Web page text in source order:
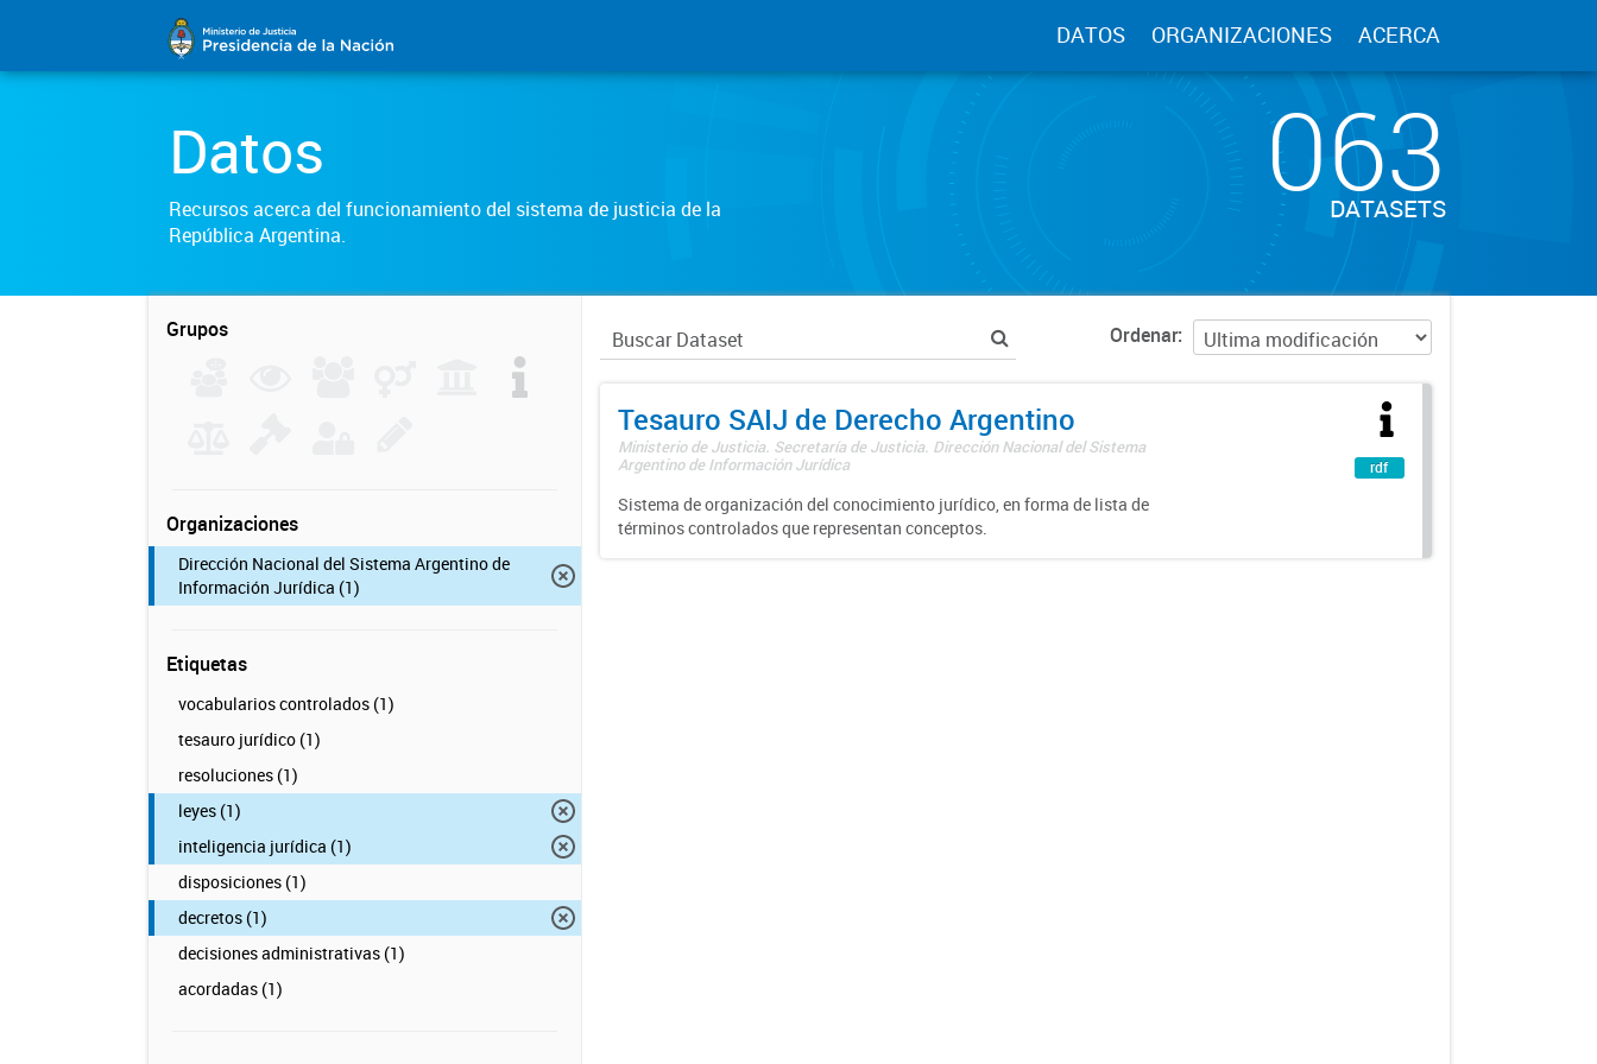
DATOS ORGANIZACIONES ACERCA
Datos
Recursos acerca del funcionamiento del sistema de justicia de la
República Argentina.
063
DATASETS
Grupos
Organizaciones
Dirección Nacional del Sistema Argentino de
Información Jurídica (1)
Etiquetas
vocabularios controlados (1)
tesauro jurídico (1)
resoluciones (1)
leyes (1)
inteligencia jurídica (1)
disposiciones (1)
decretos (1)
decisiones administrativas (1)
acordadas (1)
Ordenar
Tesauro SAIJ de Derecho Argentino
Ministerio de Justicia. Secretaría de Justicia. Dirección Nacional del Sistema
Argentino de Información Jurídica
Sistema de organización del conocimiento jurídico, en forma de lista de
términos controlados que representan conceptos.
rdf